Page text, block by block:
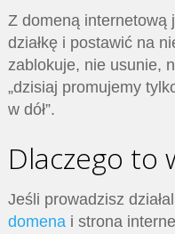
Z domeną internetową
działkę i postawić na
zablokuje, nie usunie,
„dzisiaj promujemy
w dół”.
Dlaczego to
Jeśli prowadzisz
domenai strona